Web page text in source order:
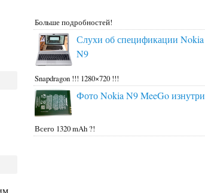
Больше подробностей!
Слухи об спецификации Nokia
N9
Snapdragon !!! 1280×720 !!!
Фото Nokia N9 MeeGo изнутри
Всего 1320 mAh ?!